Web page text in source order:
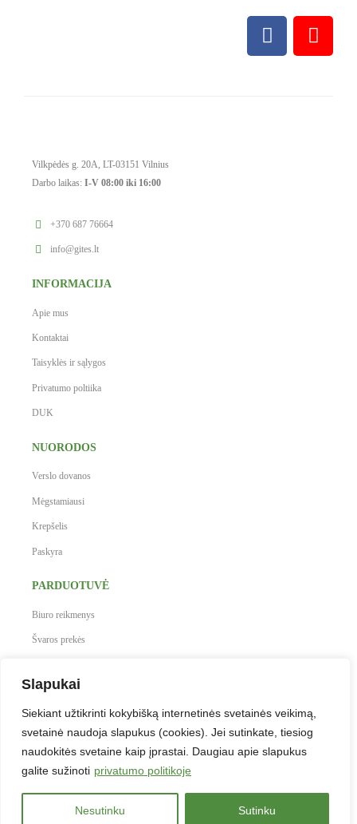
Slapukai
Siekiant užtikrinti kokybišką internetinės svetainės veikimą,
svetainė naudoja slapukus (cookies). Jei sutinkate, tiesiog
naudokitės svetaine kaip įprastai. Daugiau apie slapukus
galite sužinoti privatumo politikoje
Nesutinku Sutinku
Vilkpėdės g. 20A, LT-03151 Vilnius
Darbo laikas: I-V 08:00 iki 16:00
+370 687 76664
info@gites.lt
INFORMACIJA
Apie mus
Kontaktai
Taisyklės ir sąlygos
Privatumo poltiika
DUK
NUORODOS
Verslo dovanos
Mėgstamiausi
Krepšelis
Paskyra
PARDUOTUVĖ
Biuro reikmenys
Švaros prekės
Prekės vaikų kūrybai
Antspaudai
Verslo dovanos